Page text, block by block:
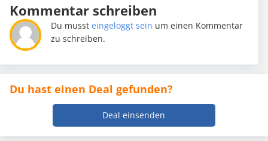
Kommentar schreiben
Du mussteingeloggt sein um einen Kommentar
zu schreiben.
Du hast einen Deal gefunden?
Deal einsenden